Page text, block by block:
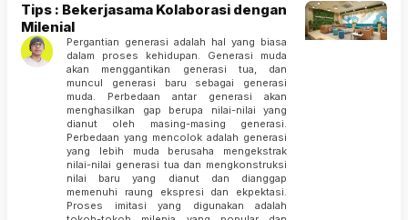
Tips : Bekerjasama Kolaborasi dengan
Milenial
Pergantian generasi adalah hal yang biasa
dalam proses kehidupan. Generasi muda
akan menggantikan generasi tua, dan
muncul generasi baru sebagai generasi
muda. Perbedaan antar generasi akan
menghasilkan gap berupa nilai-nilai yang
dianut oleh masing-masing generasi.
Perbedaan yang mencolok adalah generasi
yang lebih muda berusaha mengekstrak
nilai-nilai generasi tua dan mengkonstruksi
nilai baru yang dianut dan dianggap
memenuhi raung ekspresi dan ekpektasi.
Proses imitasi yang digunakan adalah